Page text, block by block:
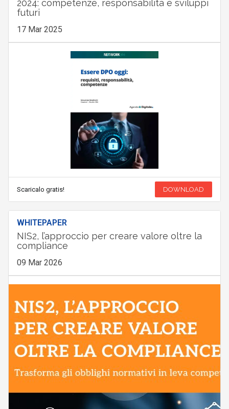
2024: competenze, responsabilità e sviluppi
futuri
17 Mar 2025
Scaricalo gratis! DOWNLOAD
WHITEPAPER
NIS2, l’approccio per creare valore oltre la
compliance
09 Mar 2026